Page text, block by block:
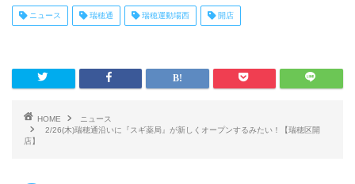
ニュース 瑞穂通 瑞穂運動場西 開店
HOME
ニュース
2/26(木)瑞穂通沿いに『スギ薬局』が新しくオープンするみたい！【瑞穂区開
店】